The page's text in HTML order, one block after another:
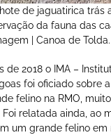
de jaguatirica trás
da fauna das
| Canoa de Tolda.
de 2018 o IMA –
foi oficiado sobre
felino na RMO,
relatada ainda, ao
um grande felino em